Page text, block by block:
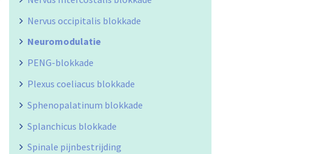
Nervus occipitalis blokkade
Neuromodulatie
PENG-blokkade
Plexus coeliacus blokkade
Sphenopalatinum blokkade
Splanchicus blokkade
Spinale pijnbestrijding